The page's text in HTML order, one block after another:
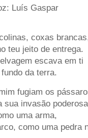
Luís Gaspar
coxas
teu jeito de entrega.
escava em ti
da terra.
fugiam os
sua invasão
uma arma,
como uma pedra